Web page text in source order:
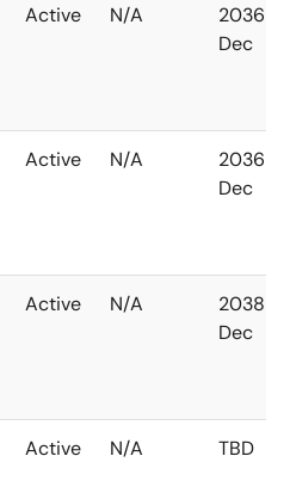
Active N/A
2036
Dec
Active N/A
2036
Dec
Active N/A
2038
Dec
Active N/A TBD